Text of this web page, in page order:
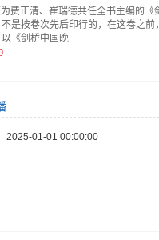
费正清、崔瑞德共任全书主编的
是按卷次先后印行的，在这卷之
《剑桥中国晚
2025-01-01 00:00:00